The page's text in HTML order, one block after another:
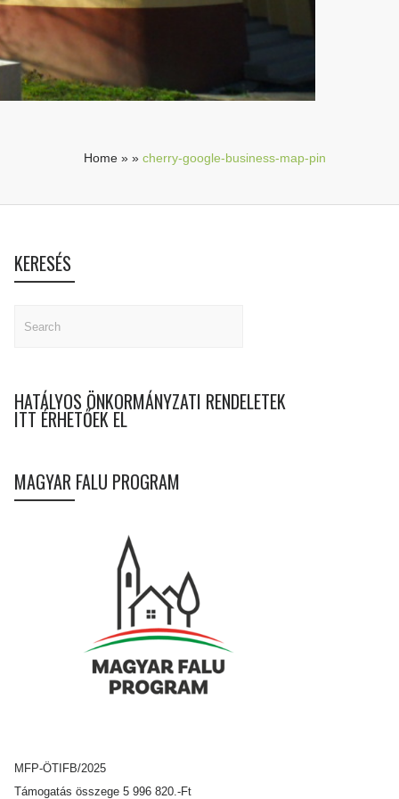
Home » » cherry-google-business-map-pin
KERESÉS
HATÁLYOS ÖNKORMÁNYZATI RENDELETEK
ITT ÉRHETŐEK EL
MAGYAR FALU PROGRAM
MFP-ÖTIFB/2025
Támogatás összege 5 996 820.-Ft